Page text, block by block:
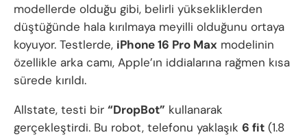
modellerde olduğu gibi, belirli yüksekliklerden
düştüğünde hala kırılmaya meyilli olduğunu ortaya
koyuyor. Testlerde, iPhone 16 Pro Max modelinin
özellikle arka camı, Apple’ın iddialarına rağmen kısa
sürede kırıldı.
Allstate, testi bir “DropBot” kullanarak
gerçekleştirdi. Bu robot, telefonu yaklaşık 6 fit (1.8